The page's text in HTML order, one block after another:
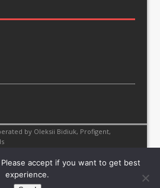
by Oleksii Bidiuk, Profigent,
accept if you want to get best
experience.